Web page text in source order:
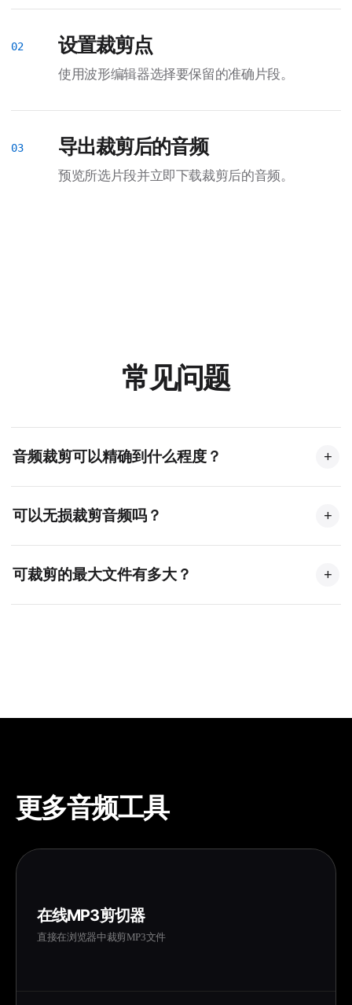
设置裁剪点
使用波形编辑器选择要保留的准确片段。
导出裁剪后的音频
预览所选片段并立即下载裁剪后的音频。
常见问题
音频裁剪可以精确到什么程度？ +
编辑器或输入精确时间值来设置起止点。
可以无损裁剪音频吗？ +
时，可选择高比特率以保持出色音质。
可裁剪的最大文件有多大？ +
更多音频工具
在线MP3剪切器
直接在浏览器中裁剪MP3文件